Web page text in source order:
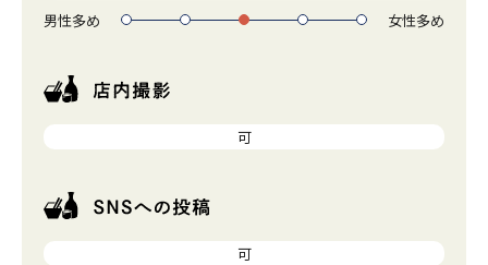
男性多め 1 2 女性多め
可
可